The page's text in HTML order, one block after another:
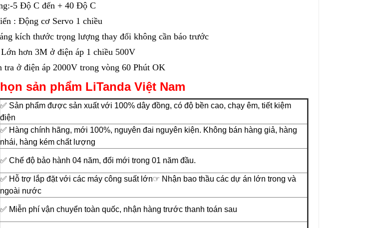
5 Độ C đến + 40 Độ C
: Động cơ Servo 1 chiều
kích thước trọng lượng thay đổi không cần báo trước
hơn 3M ở điện áp 1 chiều 500V
ở điện áp 2000V trong vòng 60 Phút OK
sản phẩm LiTanda Việt Nam
✅ Sản phẩm được sản xuất với 100% dây đồng, có độ bền cao, chạy êm, tiết kiệm
điện
✅ Hàng chính hãng, mới 100%, nguyên đai nguyên kiện. Không bán hàng giả, hàng
nhái, hàng kém chất lượng
✅ Chế độ bảo hành 04 năm, đổi mới trong 01 năm đầu.
✅ Hỗ trợ lắp đặt với các máy công suất lớn☞ Nhận bao thầu các dự án lớn trong và
ngoài nước
✅ Miễn phí vận chuyển toàn quốc, nhận hàng trước thanh toán sau